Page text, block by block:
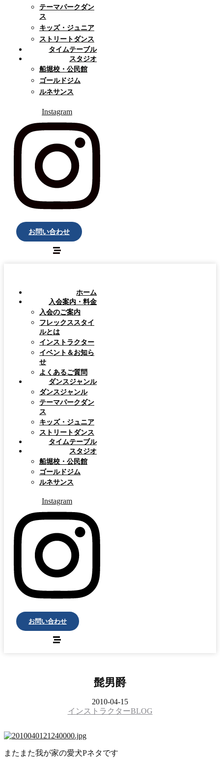
テーマパークダン
ス
キッズ・ジュニア
ストリートダンス
タイムテーブル
スタジオ
船堀校・公民館
ゴールドジム
ルネサンス
Instagram
お問い合わせ
ホーム
入会案内・料金
入会のご案内
フレックススタイ
ルとは
インストラクター
イベント＆お知ら
せ
よくあるご質問
ダンスジャンル
ダンスジャンル
テーマパークダン
ス
キッズ・ジュニア
ストリートダンス
タイムテーブル
スタジオ
船堀校・公民館
ゴールドジム
ルネサンス
Instagram
お問い合わせ
髭男爵
2010-04-15
インストラクターBLOG
またまた我が家の愛犬Pネタです